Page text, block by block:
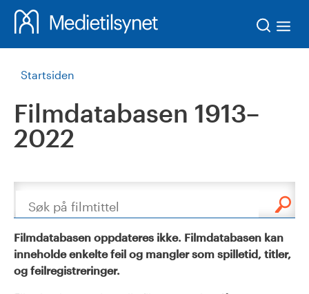
Startsiden
Filmdatabasen 1913–
2022
Søk
Filmdatabasen oppdateres ikke. Filmdatabasen kan
inneholde enkelte feil og mangler som spilletid, titler,
og feilregistreringer.